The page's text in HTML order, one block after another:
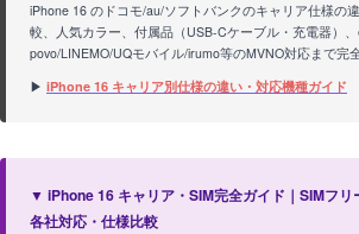
iPhone 16 のドコモ/au/ソフトバンクのキャリア仕様の
較、人気カラー、付属品（USB-Cケーブル・充電器）、
povo/LINEMO/UQモバイル/irumo等のMVNO対応まで完全
▶ iPhone 16 キャリア別仕様の違い・対応機種ガイド
▼ iPhone 16 キャリア・SIM完全ガイド｜SIMフリ
各社対応・仕様比較